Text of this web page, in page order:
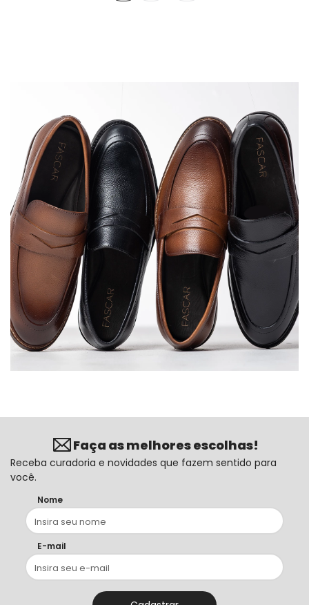
Faça as melhores escolhas!
Receba curadoria e novidades que fazem sentido para
você.
Nome
E-mail